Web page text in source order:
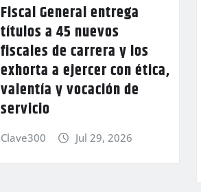
Fiscal General entrega
títulos a 45 nuevos
fiscales de carrera y los
exhorta a ejercer con ética,
valentía y vocación de
servicio
Clave300 Jul 29, 2026